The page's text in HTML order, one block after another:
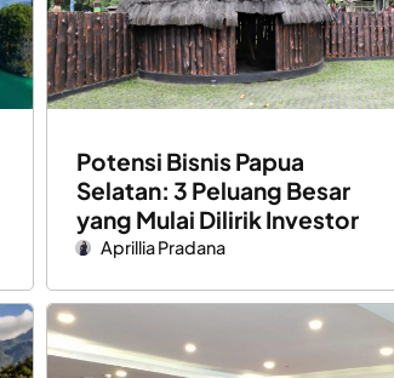
Potensi Bisnis Papua
Selatan: 3 Peluang Besar
yang Mulai Dilirik Investor
Aprillia Pradana